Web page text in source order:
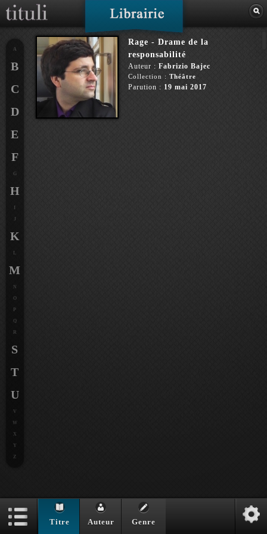
Rage - Drame de la
responsabilité
Auteur : Fabrizio Bajec
Collection : Théâtre
Parution : 19 mai 2017
A
B
C
D
E
F
G
H
K
L
M
N
O
P
Q
R
S
T
U
V
W
X
Y
Z
Titre Auteur Genre